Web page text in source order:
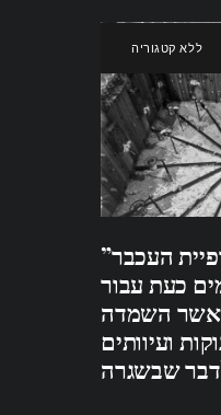
ללא קטגוריה
העכבר”
כעת עבור
השמדה
ועיוותים
שבשגרה